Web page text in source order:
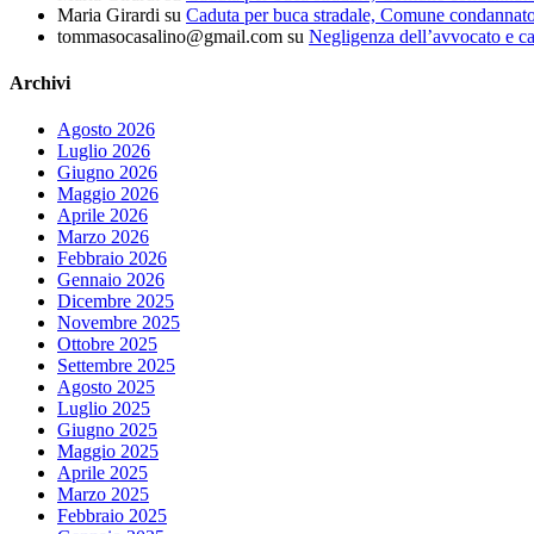
Maria Girardi su Caduta per buca stradale, Comune
tommasocasalino@gmail.com su Negligenza dell’avvocato e
Archivi
Agosto 2026
Luglio 2026
Giugno 2026
Maggio 2026
Aprile 2026
Marzo 2026
Febbraio 2026
Gennaio 2026
Dicembre 2025
Novembre 2025
Ottobre 2025
Settembre 2025
Agosto 2025
Luglio 2025
Giugno 2025
Maggio 2025
Aprile 2025
Marzo 2025
Febbraio 2025